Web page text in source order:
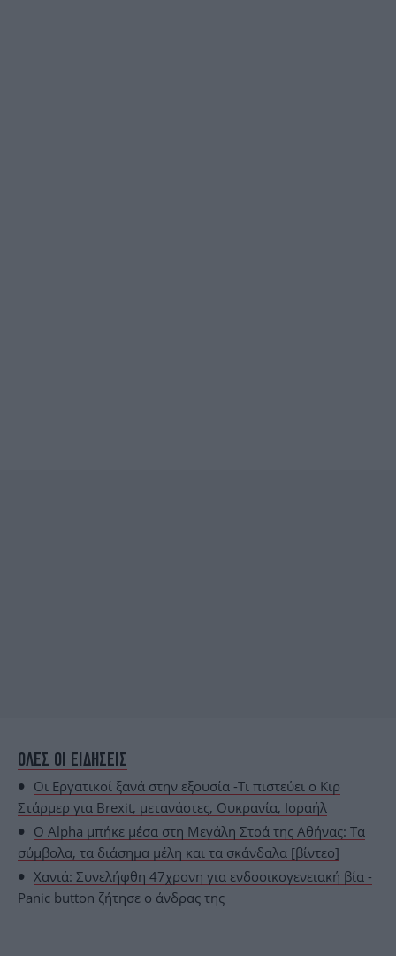
ΟΛΕΣ ΟΙ ΕΙΔΗΣΕΙΣ
Οι Εργατικοί ξανά στην εξουσία -Τι πιστεύει ο Κιρ
Στάρμερ για Brexit, μετανάστες, Ουκρανία, Ισραήλ
Ο Alpha μπήκε μέσα στη Μεγάλη Στοά της Αθήνας: Τα
σύμβολα, τα διάσημα μέλη και τα σκάνδαλα [βίντεο]
Χανιά: Συνελήφθη 47χρονη για ενδοοικογενειακή βία -
Panic button ζήτησε ο άνδρας της